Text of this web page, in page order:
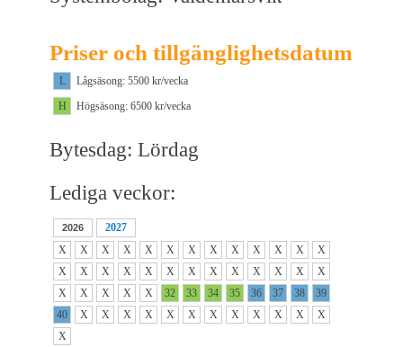
Priser och tillgänglighetsdatum
L
Lågsäsong: 5500 kr/vecka
H
Högsäsong: 6500 kr/vecka
Bytesdag: Lördag
Lediga veckor:
2026
2027
X
X X X X X X X X X X X
X
X
X X X X X X X X X X X
X
X
X X X X 32 33 34 35 36 37 38
39
40
X X X X X X X X X X X
X
X